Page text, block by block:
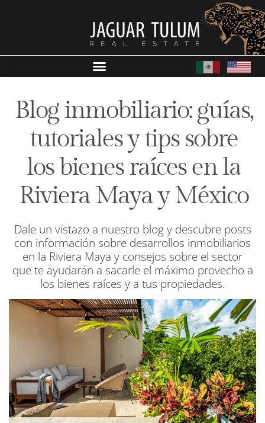
Blog inmobiliario: guías,
tutoriales y tips sobre
los bienes raíces en la
Riviera Maya y México
Dale un vistazo a nuestro blog y descubre posts
con información sobre desarrollos inmobiliarios
en la Riviera Maya y consejos sobre el sector
que te ayudarán a sacarle el máximo provecho a
los bienes raíces y a tus propiedades.